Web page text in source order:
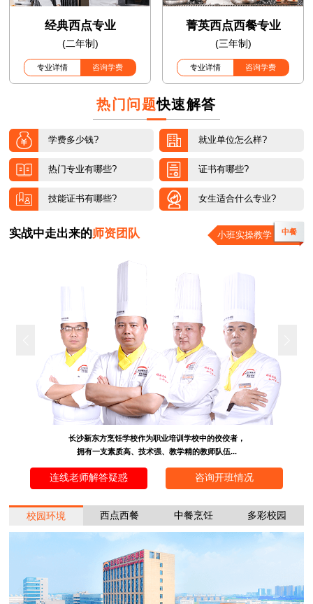
经典西点专业
(二年制)
专业详情 咨询学费
菁英西点西餐专业
(三年制)
专业详情 咨询学费
热门问题快速解答
学费多少钱? 就业单位怎么样?
热门专业有哪些? 证书有哪些?
技能证书有哪些? 女生适合什么专业?
实战中走出来的师资团队 小班实操教学 中餐
长沙新东方烹饪学校作为职业培训学校中的佼佼者，
拥有一支素质高、技术强、教学精的教师队伍...
连线老师解答疑惑 咨询开班情况
校园环境 西点西餐 中餐烹饪 多彩校园